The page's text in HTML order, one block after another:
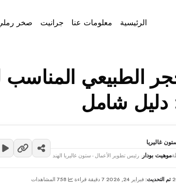
الرئيسية معلومات عنا جرانيت صخر
الطبيعي
دليل شامل
غاليريا
موهيت بودار· رئيس تطوير الأعمال - ستون غاليريا الهند
·تم التحديث:فبراير 24, 2026 ·7 دقيقة قراءة ·